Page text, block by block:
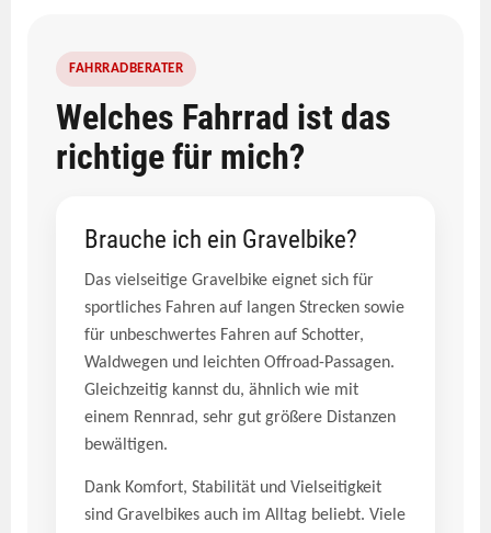
FAHRRADBERATER
Welches Fahrrad ist das
richtige für mich?
Brauche ich ein Gravelbike?
Das vielseitige Gravelbike eignet sich für
sportliches Fahren auf langen Strecken sowie
für unbeschwertes Fahren auf Schotter,
Waldwegen und leichten Offroad-Passagen.
Gleichzeitig kannst du, ähnlich wie mit
einem Rennrad, sehr gut größere Distanzen
bewältigen.
Dank Komfort, Stabilität und Vielseitigkeit
sind Gravelbikes auch im Alltag beliebt. Viele